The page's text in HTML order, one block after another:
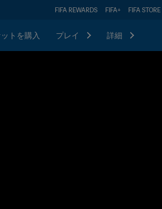
FIFA REWARDS FIFA+ FIFA STORE
トを購入 プレイ 詳細